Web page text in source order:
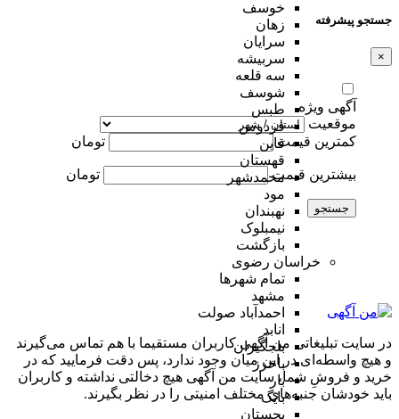
خوسف
زهان
سرایان
سربیشه
سه قلعه
شوسف
طبس
فردوس
قاین
قهستان
محمدشهر
مود
نهبندان
نیمبلوک
بازگشت
خراسان رضوی
تمام شهر‌ها
مشهد
احمدآباد صولت
انابد
باجگیران
باخرز
بار
بایگ
بجستان
جستجو پیشرفته
×
آگهی ویژه
موقعیت
کمترین قیمت
تومان
بیشترین قیمت تومان
جستجو
در سایت تبلیغاتی من آگهی کاربران مستقیما با هم تماس می‌گیرند
و هیچ واسطه‌ای در این میان وجود ندارد، پس دقت فرمایید که در
خرید و فروشِ شما، سایت من آگهی هیچ دخالتی نداشته و کاربران
باید خودشان جنبه‌های مختلف امنیتی را در نظر بگیرند.